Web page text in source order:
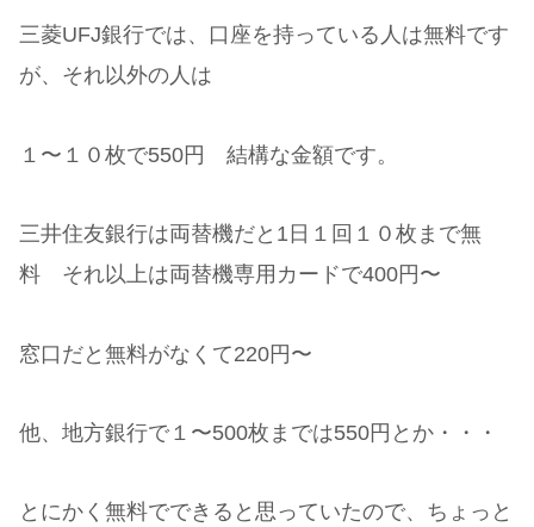
三菱UFJ銀行では、口座を持っている人は無料です
が、それ以外の人は
１〜１０枚で550円 結構な金額です。
三井住友銀行は両替機だと1日１回１０枚まで無
料 それ以上は両替機専用カードで400円〜
窓口だと無料がなくて220円〜
他、地方銀行で１〜500枚までは550円とか・・・
とにかく無料でできると思っていたので、ちょっと